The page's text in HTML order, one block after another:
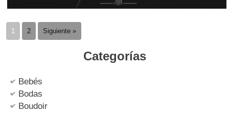
1 2 Siguiente »
Categorías
Bebés
Bodas
Boudoir